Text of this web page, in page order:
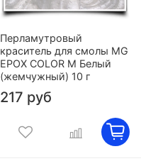
Перламутровый
краситель для смолы MG
EPOX COLOR M Белый
(жемчужный) 10 г
217 руб